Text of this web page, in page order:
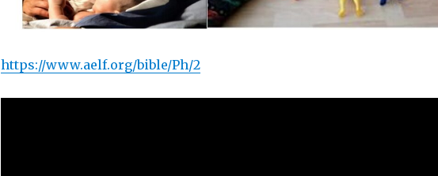
https://www.aelf.org/bible/Ph/2